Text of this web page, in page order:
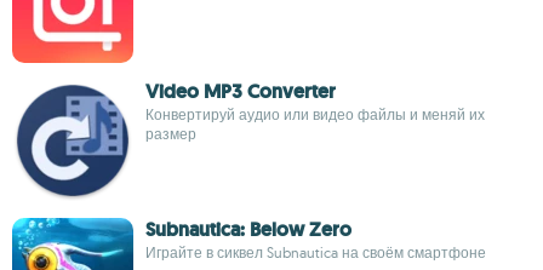
Video MP3 Converter
Конвертируй аудио или видео файлы и меняй их
размер
Subnautica: Below Zero
Играйте в сиквел Subnautica на своём смартфоне